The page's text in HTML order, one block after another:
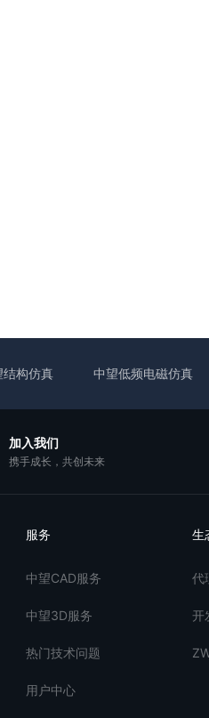
结构仿真 中望低频电磁仿真
加入我们
携手成长，共创未来
服务
中望CAD服务
中望3D服务
热门技术问题
用户中心
生
代
开